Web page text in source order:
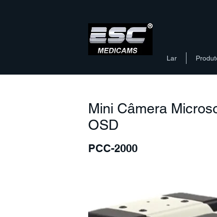
Lar
Mini Câmera
OSD
PCC-2000